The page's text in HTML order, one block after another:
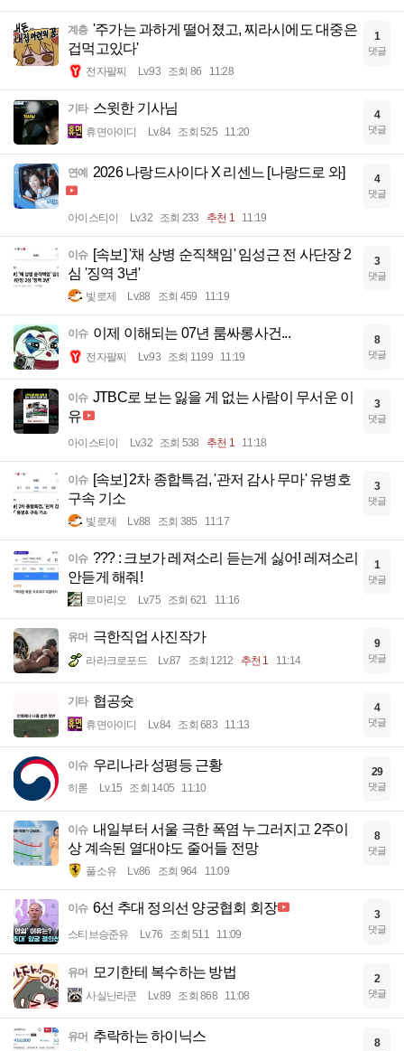
계층 '주가는 과하게 떨어졌고, 찌라시에도 대중은
겁먹고있다'
전자팔찌 Lv.93 조회 86 11:28
1
댓글
기타 스윗한 기사님
휴면아이디 Lv.84 조회 525 11:20
4
댓글
연예 2026 나랑드사이다 X 리센느 [나랑드로 와]
아이스티이 Lv.32 조회 233 추천 1 11:19
4
댓글
이슈 [속보] '채 상병 순직책임' 임성근 전 사단장 2
심 '징역 3년'
빛로제 Lv.88 조회 459 11:19
3
댓글
이슈 이제 이해되는 07년 룸싸롱사건...
전자팔찌 Lv.93 조회 1199 11:19
8
댓글
이슈 JTBC로 보는 잃을 게 없는 사람이 무서운 이
유
아이스티이 Lv.32 조회 538 추천 1 11:18
3
댓글
이슈 [속보] 2차 종합특검, '관저 감사 무마' 유병호
구속 기소
빛로제 Lv.88 조회 385 11:17
3
댓글
이슈 ??? : 크보가 레져소리 듣는게 싫어! 레져소리
안듣게 해줘!
르마리오 Lv.75 조회 621 11:16
1
댓글
유머 극한직업 사진작가
라라크로포드 Lv.87 조회 1212 추천 1 11:14
9
댓글
기타 협공슛
휴면아이디 Lv.84 조회 683 11:13
4
댓글
이슈 우리나라 성평등 근황
히롣 Lv.15 조회 1405 11:10
29
댓글
이슈 내일부터 서울 극한 폭염 누그러지고 2주이
상 계속된 열대야도 줄어들 전망
풀소유 Lv.86 조회 964 11:09
8
댓글
이슈 6선 추대 정의선 양궁협회 회장
스티브승준유 Lv.76 조회 511 11:09
3
댓글
유머 모기한테 복수하는 방법
사실난라쿤 Lv.89 조회 868 11:08
2
댓글
유머 추락하는 하이닉스 8